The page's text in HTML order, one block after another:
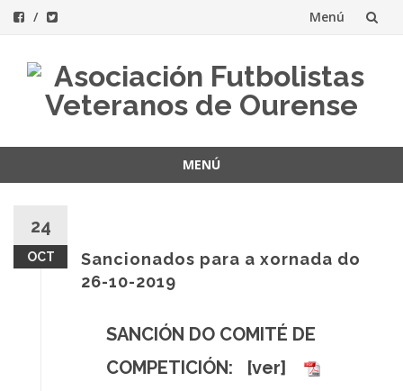
Menú
contenido
MENÚ
contenido
24
OCT
Sancionados para a xornada do
26-10-2019
SANCIÓN DO COMITÉ DE
COMPETICIÓN: [ver]